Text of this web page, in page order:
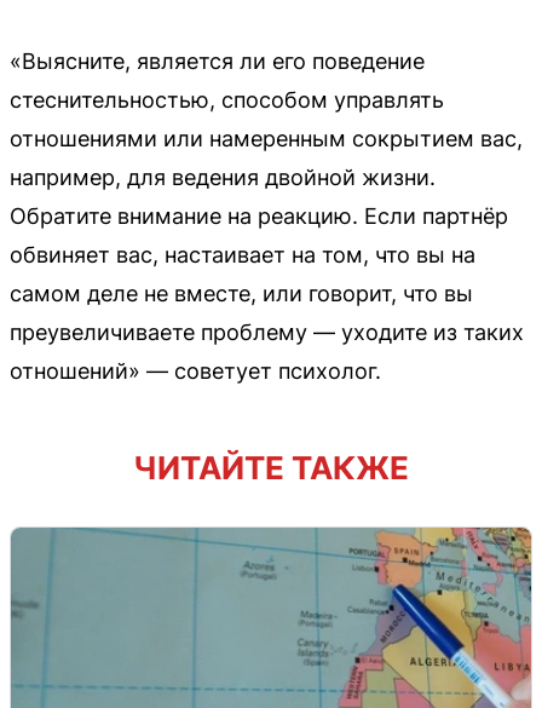
«Выясните, является ли его поведение
стеснительностью, способом управлять
отношениями или намеренным сокрытием вас,
например, для ведения двойной жизни.
Обратите внимание на реакцию. Если партнёр
обвиняет вас, настаивает на том, что вы на
самом деле не вместе, или говорит, что вы
преувеличиваете проблему — уходите из таких
отношений» — советует психолог.
ЧИТАЙТЕ ТАКЖЕ